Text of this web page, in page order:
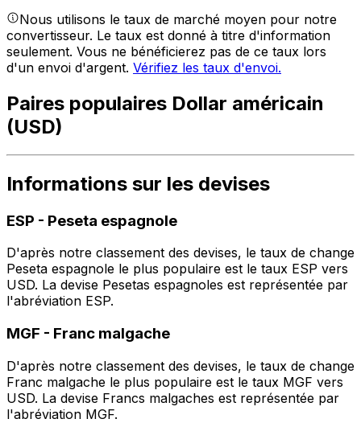
Nous utilisons le taux de marché moyen pour notre
convertisseur. Le taux est donné à titre d'information
seulement. Vous ne bénéficierez pas de ce taux lors
d'un envoi d'argent. Vérifiez les taux d'envoi.
Paires populaires Dollar américain
(USD)
Informations sur les devises
ESP - Peseta espagnole
D'après notre classement des devises, le taux de change
Peseta espagnole le plus populaire est le taux ESP vers
USD. La devise Pesetas espagnoles est représentée par
l'abréviation ESP.
MGF - Franc malgache
D'après notre classement des devises, le taux de change
Franc malgache le plus populaire est le taux MGF vers
USD. La devise Francs malgaches est représentée par
l'abréviation MGF.